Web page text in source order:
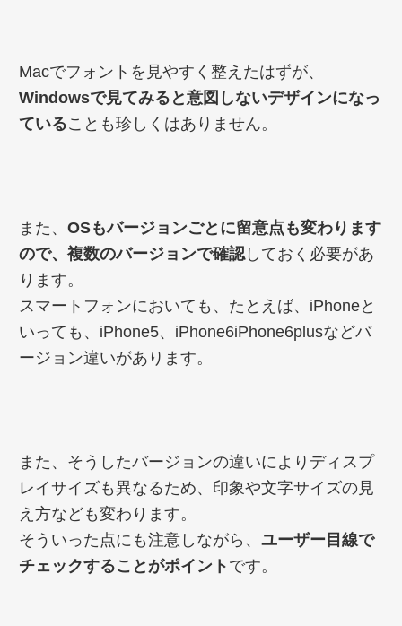
Macでフォントを見やすく整えたはずが、
Windowsで見てみると意図しないデザインになっ
ていることも珍しくはありません。
また、 OSもバージョンごとに留意点も変わります
ので、複数のバージョンで確認しておく必要があ
ります。
スマートフォンにおいても、たとえば、iPhoneと
いっても、iPhone5、iPhone6iPhone6plusなどバ
ージョン違いがあります。
また、そうしたバージョンの違いによりディスプ
レイサイズも異なるため、印象や文字サイズの見
え方なども変わります。
そういった点にも注意しながら、 ユーザー目線で
チェックすることがポイント です。